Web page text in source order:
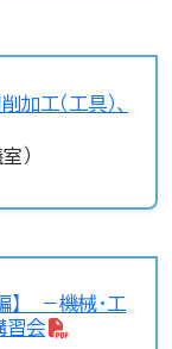
工（工具）、
）
】 －機械・工
習会